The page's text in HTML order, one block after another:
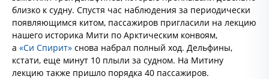
близко к судну. Спустя час наблюдения за периодически
появляющимся китом, пассажиров пригласили на лекцию
нашего историка Мити по Арктическим конвоям,
а «Си Спирит» снова набрал полный ход. Дельфины,
кстати, еще минут 10 плыли за судном. На Митину
лекцию также пришло порядка 40 пассажиров.